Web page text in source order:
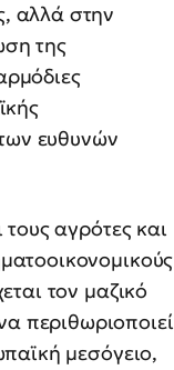
αλλά στην
της
ευθυνών
αγρότες και
τον μαζικό
περιθωριοποιεί
μεσόγειο,